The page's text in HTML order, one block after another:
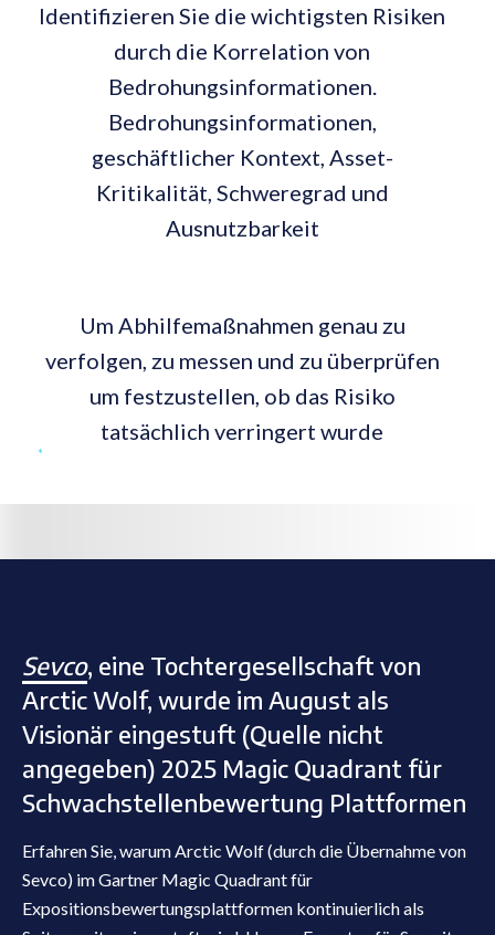
Identifizieren Sie die wichtigsten Risiken
durch die Korrelation von
Bedrohungsinformationen.
Bedrohungsinformationen,
geschäftlicher Kontext, Asset-
Kritikalität, Schweregrad und
Ausnutzbarkeit
Um Abhilfemaßnahmen genau zu
verfolgen, zu messen und zu überprüfen
um festzustellen, ob das Risiko
tatsächlich verringert wurde
Sevco, eine Tochtergesellschaft von
Arctic Wolf, wurde im August als
Visionär eingestuft (Quelle nicht
angegeben) 2025 Magic Quadrant für
Schwachstellenbewertung Plattformen
Erfahren Sie, warum Arctic Wolf (durch die Übernahme von
Sevco) im Gartner Magic Quadrant für
Expositionsbewertungsplattformen kontinuierlich als